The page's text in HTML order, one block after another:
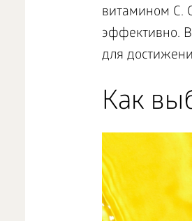
витамином C.
эффективно.
для
Как